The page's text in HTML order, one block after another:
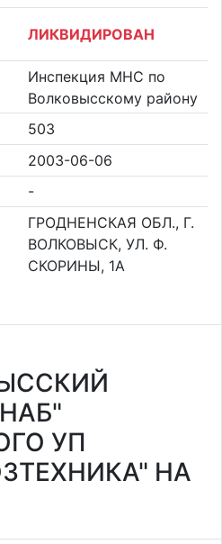
ЛИКВИДИРОВАН
Инспекция МНС по
Волковысскому району
503
2003-06-06
-
ГРОДНЕНСКАЯ ОБЛ., Г.
ВОЛКОВЫСК, УЛ. Ф.
СКОРИНЫ, 1А
УП
НА